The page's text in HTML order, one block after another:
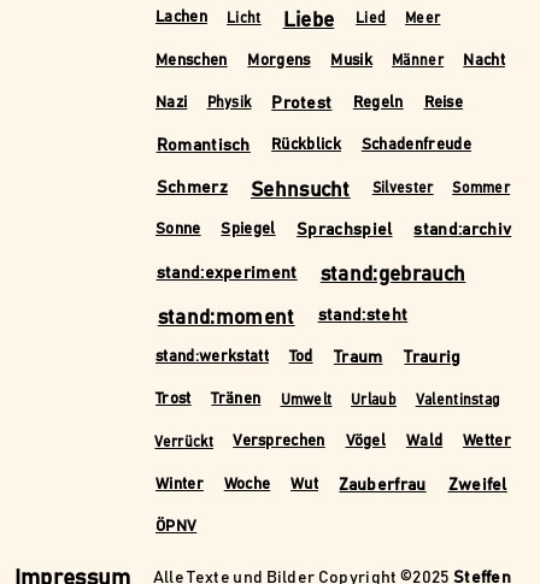
Lachen Licht Liebe Lied Meer
Menschen Morgens Musik Männer Nacht
Nazi Physik Protest Regeln Reise
Romantisch Rückblick Schadenfreude
Schmerz Sehnsucht Silvester Sommer
Sonne Spiegel Sprachspiel stand:archiv
stand:experiment
stand:gebrauch
stand:moment
stand:steht
stand:werkstatt Tod Traum Traurig
Trost Tränen Umwelt Urlaub Valentinstag
Verrückt Versprechen Vögel Wald Wetter
Winter Woche Wut Zauberfrau Zweifel
ÖPNV
Impressum Alle Texte und Bilder Copyright ©2025 Steffen